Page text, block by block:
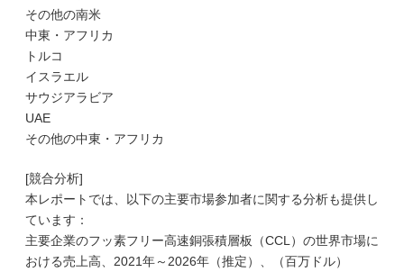
その他の南米
中東・アフリカ
トルコ
イスラエル
サウジアラビア
UAE
その他の中東・アフリカ
[競合分析]
本レポートでは、以下の主要市場参加者に関する分析も提供し
ています：
主要企業のフッ素フリー高速銅張積層板（CCL）の世界市場に
おける売上高、2021年～2026年（推定）、（百万ドル）